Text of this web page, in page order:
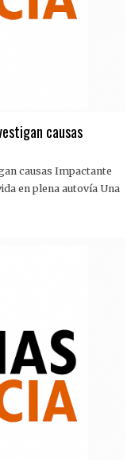
causas
causas Impactante
en plena autovía Una